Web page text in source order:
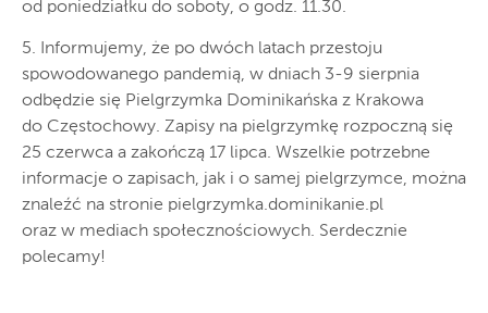
od poniedziałku do soboty, o godz. 11.30.
5. Informujemy, że po dwóch latach przestoju
spowodowanego pandemią, w dniach 3-9 sierpnia
odbędzie się Pielgrzymka Dominikańska z Krakowa
do Częstochowy. Zapisy na pielgrzymkę rozpoczną się
25 czerwca a zakończą 17 lipca. Wszelkie potrzebne
informacje o zapisach, jak i o samej pielgrzymce, można
znaleźć na stronie pielgrzymka.dominikanie.pl
oraz w mediach społecznościowych. Serdecznie
polecamy!